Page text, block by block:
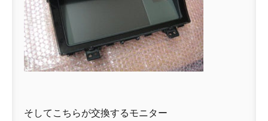
そしてこちらが交換するモニター